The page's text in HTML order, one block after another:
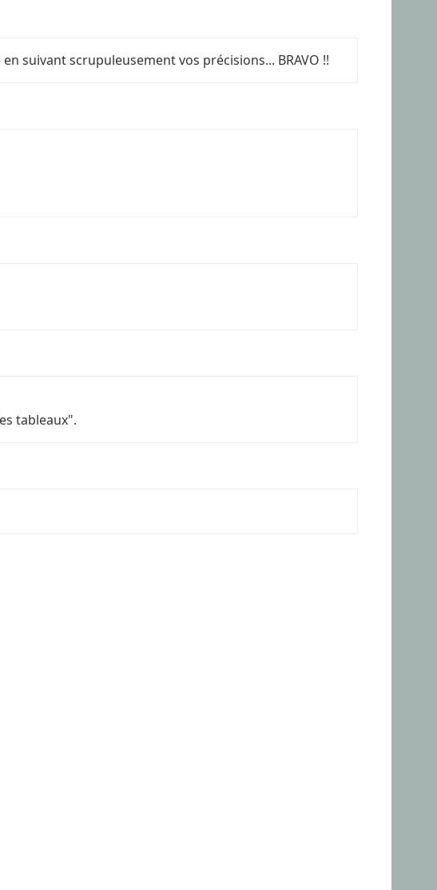
suivant scrupuleusement vos précisions... BRAVO !!
tableaux".